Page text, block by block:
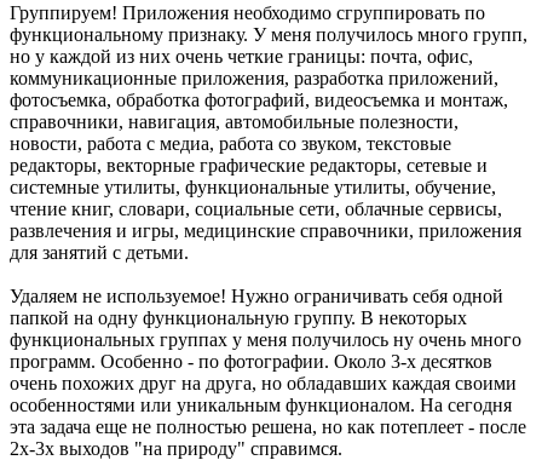
Группируем! Приложения необходимо сгруппировать по
функциональному признаку. У меня получилось много групп,
но у каждой из них очень четкие границы: почта, офис,
коммуникационные приложения, разработка приложений,
фотосъемка, обработка фотографий, видеосъемка и монтаж,
справочники, навигация, автомобильные полезности,
новости, работа с медиа, работа со звуком, текстовые
редакторы, векторные графические редакторы, сетевые и
системные утилиты, функциональные утилиты, обучение,
чтение книг, словари, социальные сети, облачные сервисы,
развлечения и игры, медицинские справочники, приложения
для занятий с детьми.
Удаляем не используемое! Нужно ограничивать себя одной
папкой на одну функциональную группу. В некоторых
функциональных группах у меня получилось ну очень много
программ. Особенно - по фотографии. Около 3-х десятков
очень похожих друг на друга, но обладавших каждая своими
особенностями или уникальным функционалом. На сегодня
эта задача еще не полностью решена, но как потеплеет - после
2х-3х выходов "на природу" справимся.